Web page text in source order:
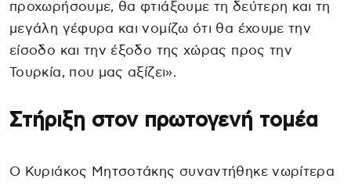
προχωρήσουμε, θα φτιάξουμε τη δεύτερη και τη
μεγάλη γέφυρα και νομίζω ότι θα έχουμε την
είσοδο και την έξοδο της χώρας προς την
Τουρκία, που μας αξίζει».
Στήριξη στον πρωτογενή τομέα
Ο Κυριάκος Μητσοτάκης συναντήθηκε νωρίτερα